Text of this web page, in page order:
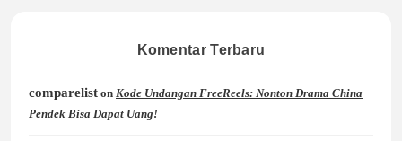
Komentar Terbaru
comparelist on Kode Undangan FreeReels: Nonton Drama China
Pendek Bisa Dapat Uang!